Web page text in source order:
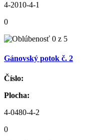
4-2010-4-1
0
Gánovský potok č. 2
Číslo:
Plocha:
4-0480-4-2
0